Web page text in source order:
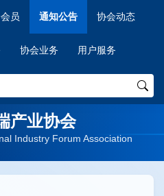
员 通知公告 协会动态
协会业务 用户服务
产业协会
Industry Forum Association